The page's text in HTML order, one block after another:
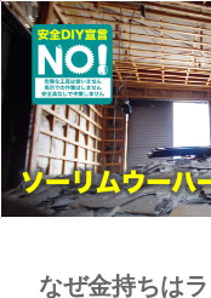
なぜ金持ちは